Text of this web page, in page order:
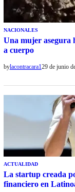
NACIONALES
Una mujer asegura
a cuerpo
bylacontracara129 de junio
ACTUALIDAD
La startup creada
financiero en